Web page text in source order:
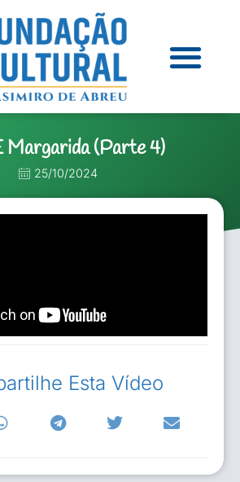
Margarida (Parte 4)
25/10/2024
Esta Vídeo